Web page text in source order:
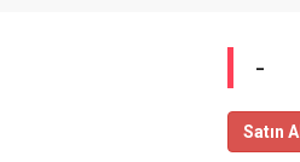
-
Satın Al